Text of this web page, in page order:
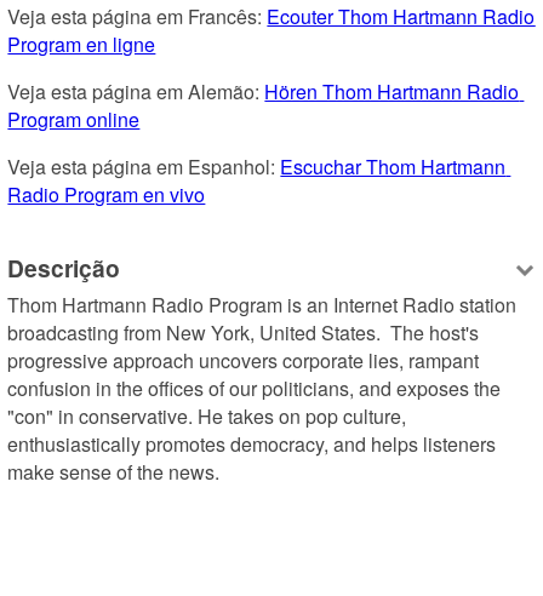
Veja esta página em Francês: Ecouter Thom Hartmann Radio
Program en ligne
Veja esta página em Alemão: Hören Thom Hartmann Radio
Program online
Veja esta página em Espanhol: Escuchar Thom Hartmann
Radio Program en vivo
Descrição
Thom Hartmann Radio Program is an Internet Radio station
broadcasting from New York, United States.  The host's
progressive approach uncovers corporate lies, rampant
confusion in the offices of our politicians, and exposes the
"con" in conservative. He takes on pop culture,
enthusiastically promotes democracy, and helps listeners
make sense of the news.